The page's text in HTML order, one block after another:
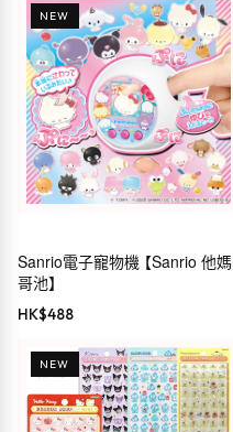
NEW
Sanrio電子寵物機 【Sanrio 他媽
哥池】
HK$488
NEW